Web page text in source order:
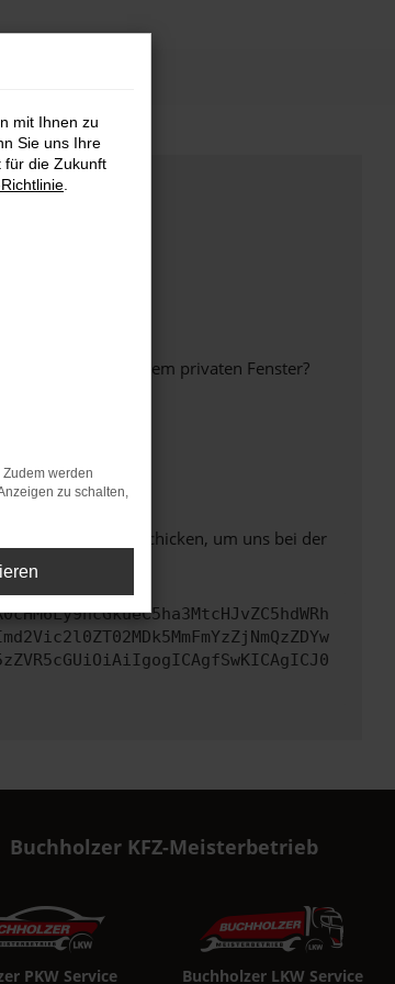
oder in einem privaten Fenster?
werden.
uns diesen Text schicken, um uns bei der
Buchholzer KFZ-Meisterbetrieb
PKW Service Buchholzer LKW Service
mit Ihnen zu
Sie uns Ihre
für die Zukunft
werden
zu schalten,